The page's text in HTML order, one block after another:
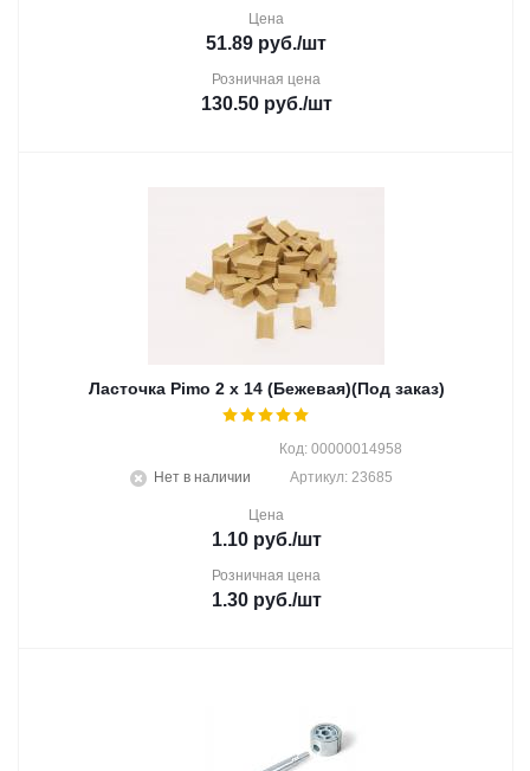
Цена
51.89 руб./шт
Розничная цена
130.50руб./шт
Ласточка Pimo 2 х 14 (Бежевая)(Под заказ)
Нет в наличии
Код: 00000014958
Артикул: 23685
Цена
1.10руб./шт
Розничная цена
1.30руб./шт